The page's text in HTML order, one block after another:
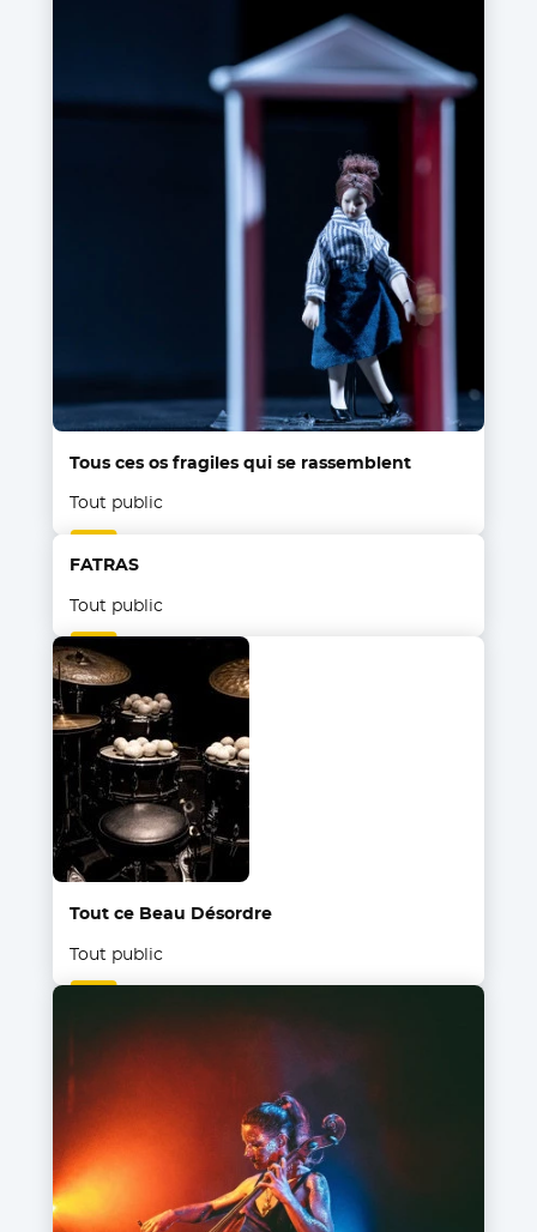
Tous ces os fragiles qui se rassemblent
Tout public
FATRAS
Tout public
Tout ce Beau Désordre
Tout public